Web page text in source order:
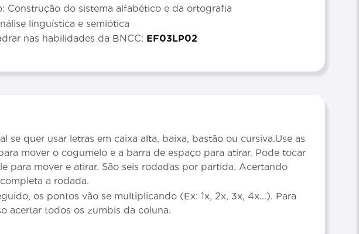
Construção do sistema alfabético e da ortografia
linguística e semiótica
nas habilidades da BNCC: EF03LP02
se quer usar letras em caixa alta, baixa, bastão ou cursiva.Use as
mover o cogumelo e a barra de espaço para atirar. Pode tocar
para mover e atirar. São seis rodadas por partida. Acertando
a rodada.
os pontos vão se multiplicando (Ex: 1x, 2x, 3x, 4x...). Para
acertar todos os zumbis da coluna.